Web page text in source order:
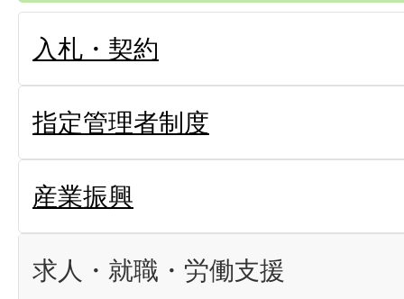
入札・契約
指定管理者制度
産業振興
求人・就職・労働支援